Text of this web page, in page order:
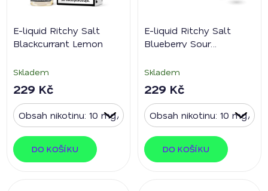
u
ů
E-liquid Ritchy Salt
Blackcurrant Lemon
Skladem
229 Kč
DO KOŠÍKU
E-liquid Ritchy Salt
Blueberry Sour
Skladem
229 Kč
DO KOŠÍKU